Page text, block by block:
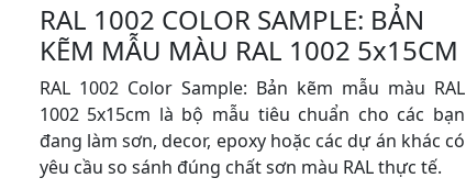
RAL 1002 COLOR SAMPLE: BẢN
KẼM MẪU MÀU RAL 1002 5x15CM
RAL 1002 Color Sample: Bản kẽm mẫu màu RAL
1002 5x15cm là bộ mẫu tiêu chuẩn cho các bạn
đang làm sơn, decor, epoxy hoặc các dự án khác có
yêu cầu so sánh đúng chất sơn màu RAL thực tế.